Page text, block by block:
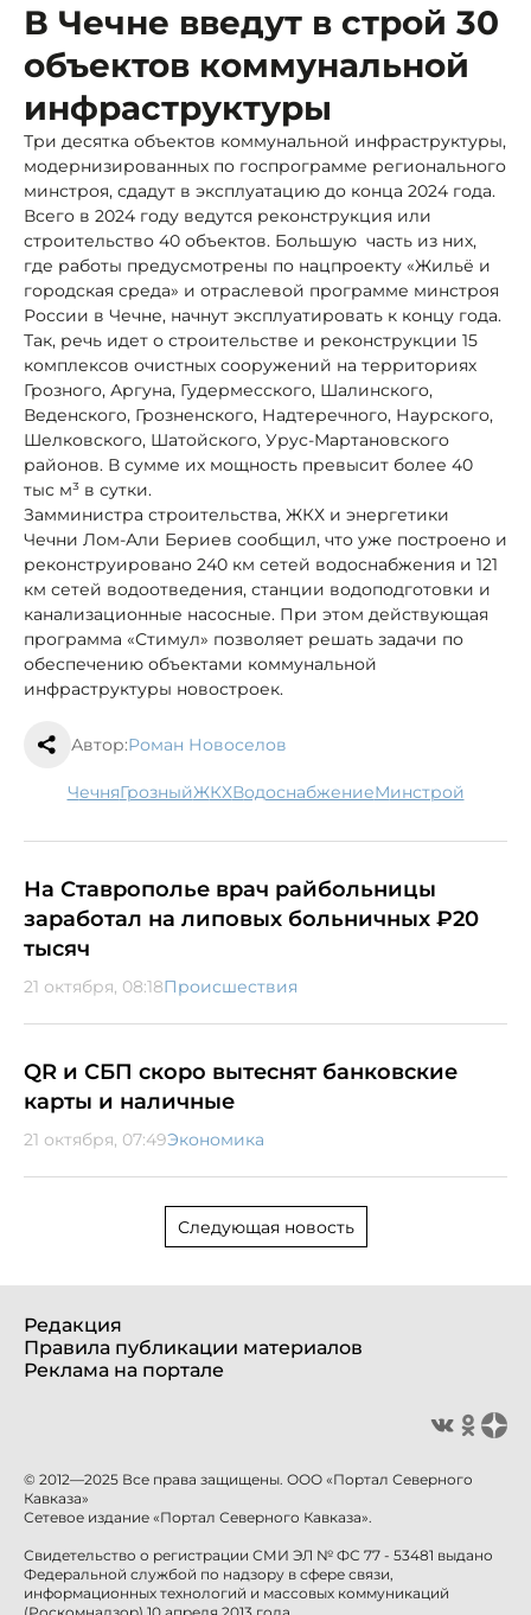
В Чечне введут в строй 30
объектов коммунальной
инфраструктуры
Три десятка объектов коммунальной инфраструктуры,
модернизированных по госпрограмме регионального
минстроя, сдадут в эксплуатацию до конца 2024 года.
Всего в 2024 году ведутся реконструкция или
строительство 40 объектов. Большую часть из них,
где работы предусмотрены по нацпроекту «Жильё и
городская среда» и отраслевой программе минстроя
России в Чечне, начнут эксплуатировать к концу года.
Так, речь идет о строительстве и реконструкции 15
комплексов очистных сооружений на территориях
Грозного, Аргуна, Гудермесского, Шалинского,
Веденского, Грозненского, Надтеречного, Наурского,
Шелковского, Шатойского, Урус-Мартановского
районов. В сумме их мощность превысит более 40
тыс м³ в сутки.
Замминистра строительства, ЖКХ и энергетики
Чечни Лом-Али Бериев сообщил, что уже построено и
реконструировано 240 км сетей водоснабжения и 121
км сетей водоотведения, станции водоподготовки и
канализационные насосные. При этом действующая
программа «Стимул» позволяет решать задачи по
обеспечению объектами коммунальной
инфраструктуры новостроек.
Автор:Роман Новоселов
Чечня Грозный ЖКХ водоснабжение минстрой
На Ставрополье врач райбольницы
заработал на липовых больничных ₽20
тысяч
21 октября, 08:18Происшествия
QR и СБП скоро вытеснят банковские
карты и наличные
21 октября, 07:49Экономика
Следующая новость
Редакция
Правила публикации материалов
Реклама на портале
© 2012—2025 Все права защищены. ООО «Портал Северного
Кавказа»
Сетевое издание «Портал Северного Кавказа».
Свидетельство о регистрации СМИ ЭЛ № ФС 77 - 53481 выдано
Федеральной службой по надзору в сфере связи,
информационных технологий и массовых коммуникаций